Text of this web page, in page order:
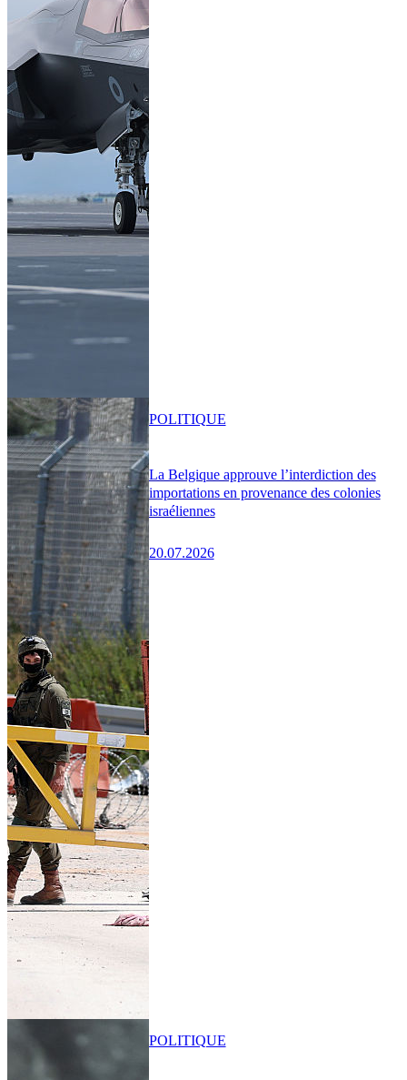
La Belgique approuve l’interdiction des
importations en provenance des colonies
israéliennes
20.07.2026
POLITIQUE
POLITIQUE